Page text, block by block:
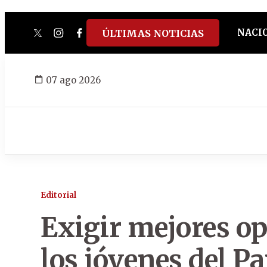
twitterinstagram
facebook
tiktokyoutube
spotify
ÚLTIMAS NOTICIAS
07 ago 2026
Editorial
Exigir mejores
los jóvenes del